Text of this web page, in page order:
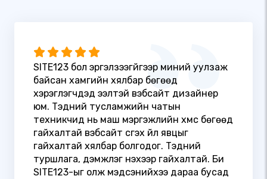
SITE123 бол эргэлзээгүйгээр миний уулзаж
байсан хамгийн хялбар бөгөөд
хэрэглэгчдэд ээлтэй вэбсайт дизайнер
юм. Тэдний тусламжийн чатын
техникчид нь маш мэргэжлийн хүмүүс бөгөөд
гайхалтай вэбсайт үүсгэх үйл явцыг
гайхалтай хялбар болгодог. Тэдний
туршлага, дэмжлэг үнэхээр гайхалтай. Би
SITE123-ыг олж мэдсэнийхээ дараа бусад